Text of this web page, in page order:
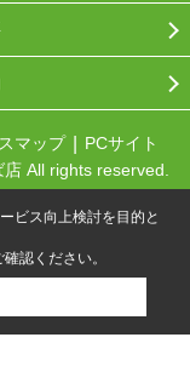
マップ
PCサイト
All rights reserved.
ビス向上検討を目的と
確認ください。